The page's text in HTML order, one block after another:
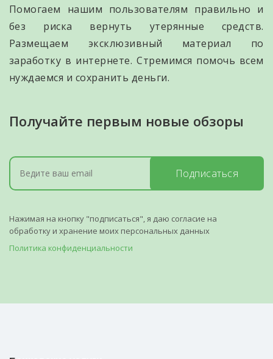
Помогаем нашим пользователям правильно и
без риска вернуть утерянные средств.
Размещаем эксклюзивный материал по
заработку в интернете. Стремимся помочь всем
нуждаемся и сохранить деньги.
Получайте первым новые обзоры
Подписаться
Нажимая на кнопку "подписаться", я даю согласие на
обработку и хранение моих персональных данных
Политика конфиденциальности